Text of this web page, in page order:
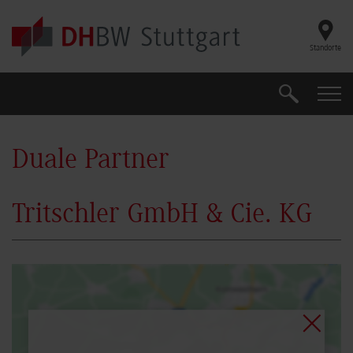
Skip to main content
Standorte
Suche
Duale Partner
Tritschler GmbH & Cie. KG